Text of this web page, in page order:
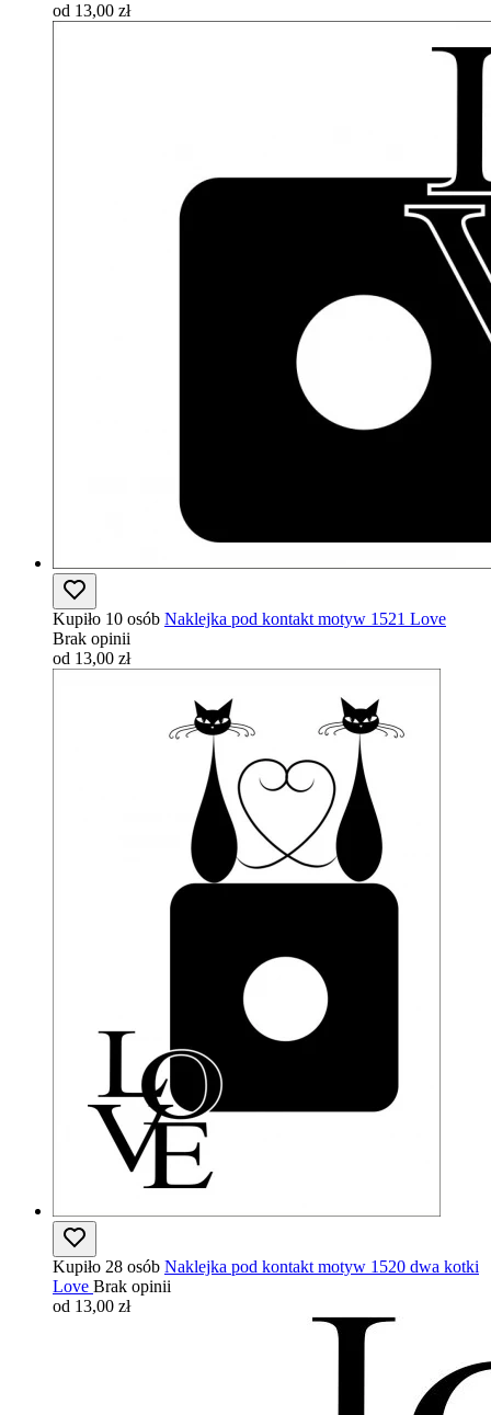
od 13,00 zł
Kupiło 10 osób Naklejka pod kontakt motyw 1521 Love
Brak opinii
od 13,00 zł
Kupiło 28 osób Naklejka pod kontakt motyw 1520 dwa kotki
Love Brak opinii
od 13,00 zł